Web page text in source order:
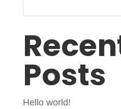
Posts
Hello world!